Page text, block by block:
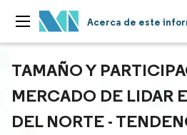
Acerca de este
TAMAÑO Y
MERCADO DE LIDAR
DEL NORTE -